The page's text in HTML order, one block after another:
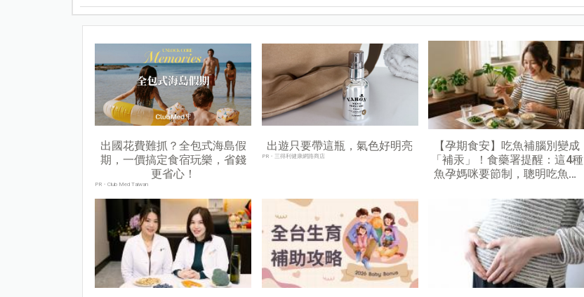
出國花費難抓？全包式海島假
期，一價搞定食宿玩樂，省錢
更省心！
PR・Club Med Taiwan
出遊只要帶這瓶，氣色好明亮
PR・三得利健康網路商店
【孕期食安】吃魚補腦別變成
「補汞」！食藥署提醒：這4種
魚孕媽咪要節制，聰明吃魚才